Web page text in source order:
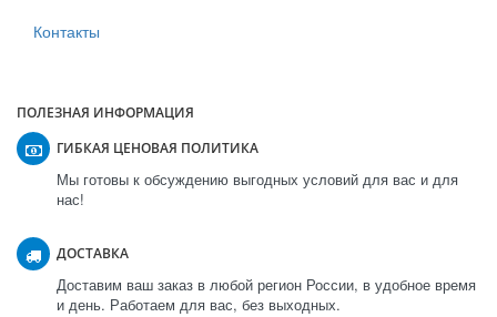
Контакты
ПОЛЕЗНАЯ ИНФОРМАЦИЯ
ГИБКАЯ ЦЕНОВАЯ ПОЛИТИКА
Мы готовы к обсуждению выгодных условий для вас и для
нас!
ДОСТАВКА
Доставим ваш заказ в любой регион России, в удобное время
и день. Работаем для вас, без выходных.